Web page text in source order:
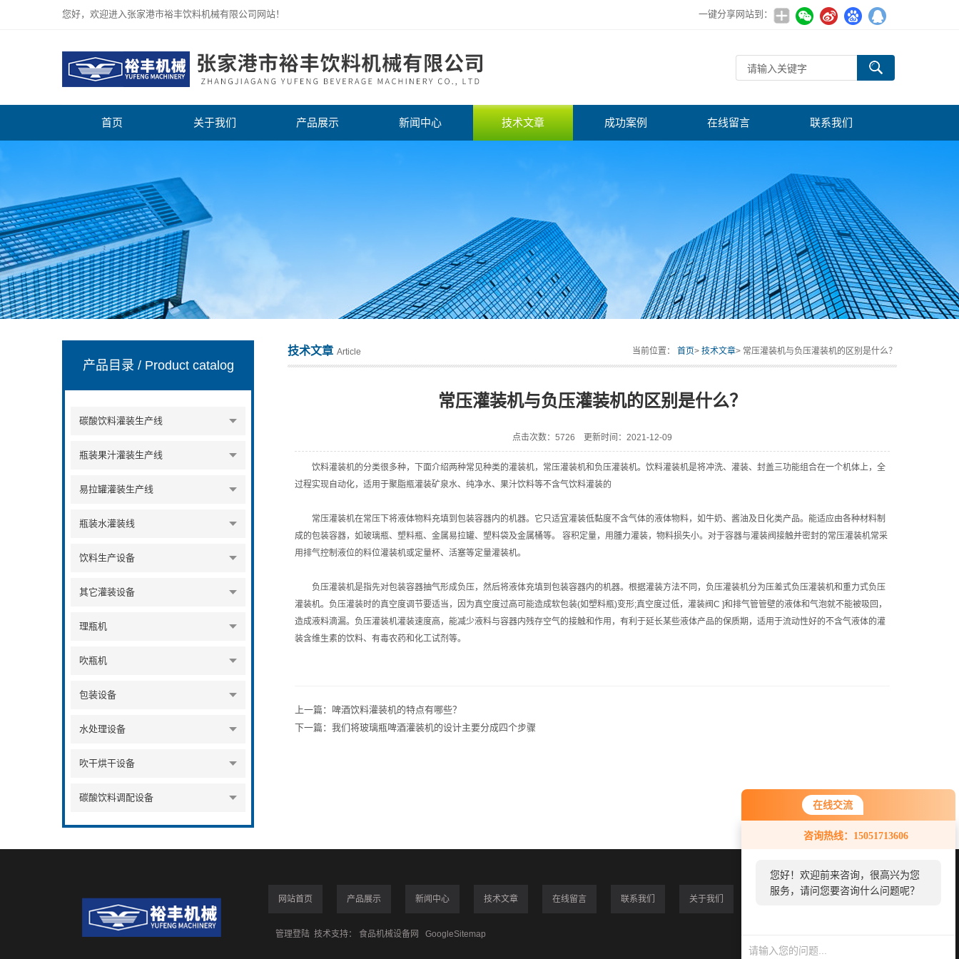
在线交流
咨询热线：15051713606
您好！欢迎前来咨询，很高兴为您
服务，请问您要咨询什么问题呢？
您好，欢迎进入张家港市裕丰饮料机械有限公司网站！ 一键分享网站到：
首页 关于我们 产品展示 新闻中心 技术文章 成功案例 在线留言 联系我们
产品目录 / Product catalog
碳酸饮料灌装生产线
瓶装果汁灌装生产线
易拉罐灌装生产线
瓶装水灌装线
饮料生产设备
其它灌装设备
理瓶机
吹瓶机
包装设备
水处理设备
吹干烘干设备
碳酸饮料调配设备
技术文章 Article 当前位置： 首页> 技术文章> 常压灌装机与负压灌装机的区别是什么？
常压灌装机与负压灌装机的区别是什么？
点击次数：5726 更新时间：2021-12-09
饮料灌装机的分类很多种，下面介绍两种常见种类的灌装机，常压灌装机和负压灌装机。饮料灌装机是将冲洗、灌装、封盖三功能组合在一个机体上，全
过程实现自动化，适用于聚脂瓶灌装矿泉水、纯净水、果汁饮料等不含气饮料灌装的
常压灌装机在常压下将液体物料充填到包装容器内的机器。它只适宜灌装低黏度不含气体的液体物料，如牛奶、酱油及日化类产品。能适应由各种材料制
成的包装容器，如玻璃瓶、塑料瓶、金属易拉罐、塑料袋及金属桶等。 容积定量，用腫力灌装，物料损失小。对于容器与灌装阀接触并密封的常压灌装机常采
用排气控制液位的料位灌装机或定量杯、活塞等定量灌装机。
负压灌装机是指先对包装容器抽气形成负压，然后将液体充填到包装容器内的机器。根据灌装方法不同，负压灌装机分为压差式负压灌装机和重力式负压
灌装机。负压灌装时的真空度调节要适当，因为真空度过高可能造成软包装(如塑料瓶)变形;真空度过低，灌装阀C ]和排气管管壁的液体和气泡就不能被吸回，
造成液料滴漏。负压灌装机灌装速度高，能减少液料与容器内残存空气的接触和作用，有利于延长某些液体产品的保质期，适用于流动性好的不含气液体的灌
装含维生素的饮料、有毒农药和化工试剂等。
上一篇： 啤酒饮料灌装机的特点有哪些？
下一篇： 我们将玻璃瓶啤酒灌装机的设计主要分成四个步骤
网站首页 产品展示 新闻中心 技术文章 在线留言 联系我们 关于我们
管理登陆 技术支持： 食品机械设备网 GoogleSitemap